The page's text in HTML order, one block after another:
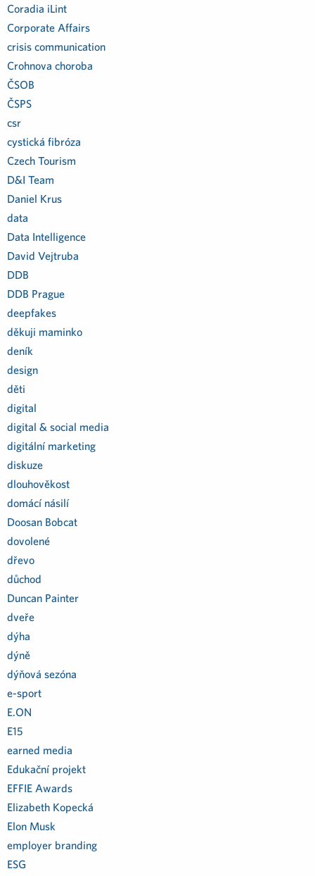
Coradia iLint
Corporate Affairs
crisis communication
Crohnova choroba
ČSOB
ČSPS
csr
cystická fibróza
Czech Tourism
D&I Team
Daniel Krus
data
Data Intelligence
David Vejtruba
DDB
DDB Prague
deepfakes
děkuji maminko
deník
design
děti
digital
digital & social media
digitální marketing
diskuze
dlouhověkost
domácí násilí
Doosan Bobcat
dovolené
dřevo
důchod
Duncan Painter
dveře
dýha
dýně
dýňová sezóna
e-sport
E.ON
E15
earned media
Edukační projekt
EFFIE Awards
Elizabeth Kopecká
Elon Musk
employer branding
ESG